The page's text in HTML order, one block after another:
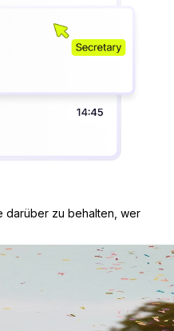
darüber zu behalten, wer